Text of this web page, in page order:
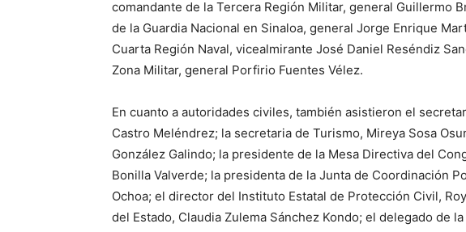
comandante de la Tercera Región Militar, general Guillermo
de la Guardia Nacional en Sinaloa, general Jorge Enrique
Cuarta Región Naval, vicealmirante José Daniel Reséndiz
Zona Militar, general Porfirio Fuentes Vélez.
En cuanto a autoridades civiles, también asistieron el
Castro Meléndrez; la secretaria de Turismo, Mireya Sosa
González Galindo; la presidente de la Mesa Directiva del
Bonilla Valverde; la presidenta de la Junta de Coordinación
Ochoa; el director del Instituto Estatal de Protección Civil,
del Estado, Claudia Zulema Sánchez Kondo; el delegado de